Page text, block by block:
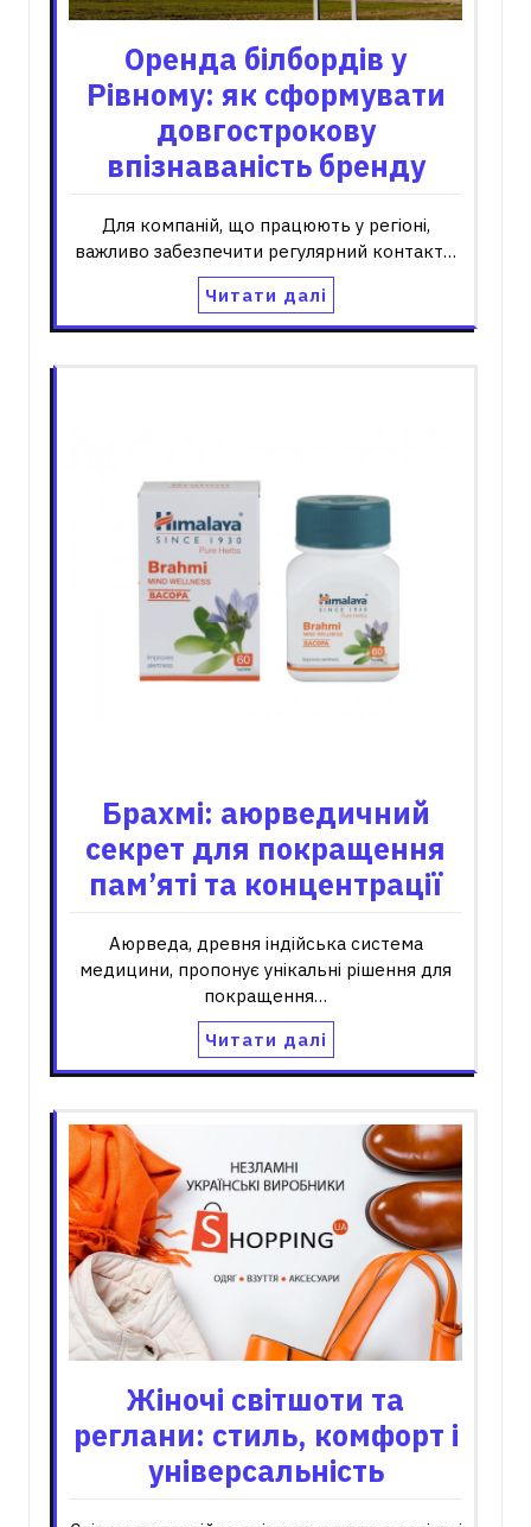
Оренда білбордів у
Рівному: як сформувати
довгострокову
впізнаваність бренду
Для компаній, що працюють у регіоні,
важливо забезпечити регулярний контакт…
Читати далі
Брахмі: аюрведичний
секрет для покращення
пам’яті та концентрації
Аюрведа, древня індійська система
медицини, пропонує унікальні рішення для
покращення…
Читати далі
Жіночі світшоти та
реглани: стиль, комфорт і
універсальність